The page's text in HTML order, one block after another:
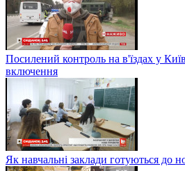
Посилений контроль на в'їздах у
включення
Як навчальні заклади готуються до